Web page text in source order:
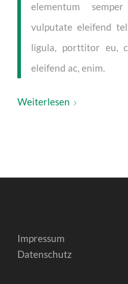
elementum
vulputate eleifend
ligula, porttitor eu,
eleifend ac, enim.
Weiterlesen
Impressum
Datenschutz